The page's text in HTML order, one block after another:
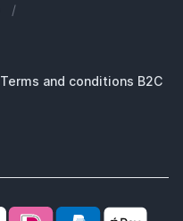
/
Terms and conditions B2C